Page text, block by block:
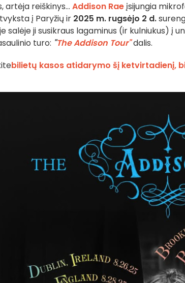
artėja reiškinys... Addison Raeįsijungia
į Paryžių ir 2025 m. rugsėjo 2 d.
salėje ji susikraus lagaminus (ir kulniukus) į
turo: "The Addison Tour"dalis.
bilietų kasos atidarymo šį ketvirtadienį,